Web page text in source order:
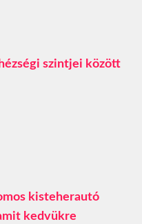
szintjei között
kisteherautó
kedvükre